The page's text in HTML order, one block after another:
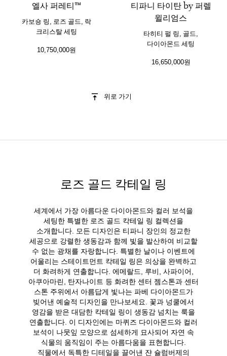
엘사 퍼레티™
카보숑 링, 로즈 골드, 락
크리스탈 세팅
10,750,000원
티파니 타이탄 by 퍼렐
윌리엄스
타히티 펄 링, 골드,
다이아몬드 세팅
16,650,000원
위로 가기
로즈 골드 칵테일 링
세계에서 가장 아름다운 다이아몬드와 컬러 보석을
세팅한 특별한 로즈 골드 칵테일 링 컬렉션을
소개합니다. 모든 디자인은 티파니 장인의 정교한
세공으로 강렬한 생동감과 함께 빛을 발산하여 비교할
수 없는 광채를 자랑합니다. 특별한 날이나 이벤트에
어울리는 스테이트먼트 칵테일 링은 의상을 완벽하고
더 화려하게 연출합니다. 에메랄드, 루비, 사파이어,
아쿠아마린, 탄자나이트 등 화려한 센터 젬스톤과 센터
스톤 주위에서 아름답게 빛나는 파베 다이아몬드가
빚어낸 예술적 디자인을 만나보세요. 꽃과 넝쿨에서
영감을 받은 대담한 칵테일 링이 생동감 넘치는 룩을
연출합니다. 이 디자인에는 마퀴즈 다이아몬드와 컬러
보석이 나뭇잎 모양으로 섬세하게 묘사되어 자연 속
식물의 움직임이 주는 아름다움을 표현합니다.
직물에서 독특한 디테일을 끌어낸 쟌 슐럼버제의